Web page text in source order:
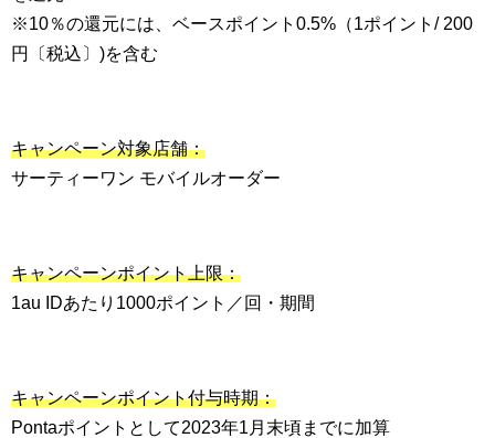
※10％の還元には、ベースポイント0.5%（1ポイント/ 200
円〔税込〕)を含む
キャンペーン対象店舗：
サーティーワン モバイルオーダー
キャンペーンポイント上限：
1au IDあたり1000ポイント／回・期間
キャンペーンポイント付与時期：
Pontaポイントとして2023年1月末頃までに加算